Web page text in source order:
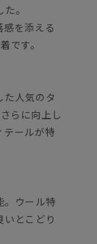
。
を添える
です。
た人気のタ
らに向上し
テールが特
。ウール特
とこどり